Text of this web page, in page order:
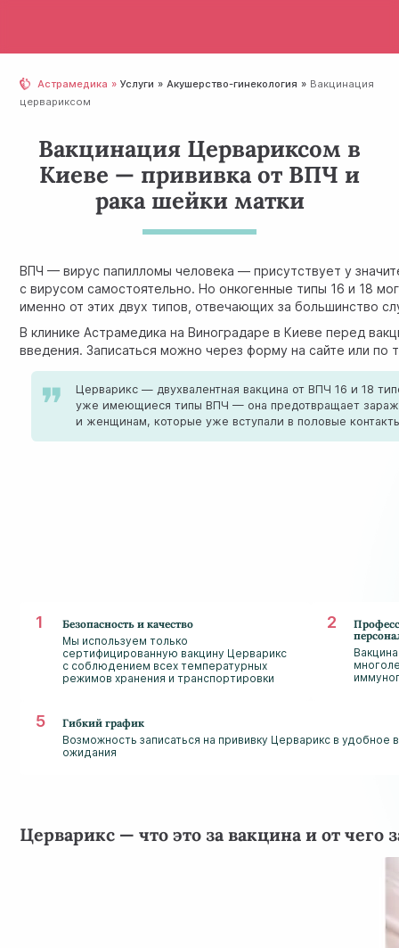
Астрамедика Услуги Акушерство-гинекология
Вакцинация
цервариксом
Вакцинация Цервариксом в
Киеве — прививка от ВПЧ и
рака шейки матки
ВПЧ — вирус папилломы человека — присутствует у
с вирусом самостоятельно. Но онкогенные типы 16 и 18
именно от этих двух типов, отвечающих за большинство
В клинике Астрамедика на Виноградаре в Киеве перед
введения. Записаться можно через форму на сайте или по
Церварикс — двухвалентная вакцина от ВПЧ 16 и 18
уже имеющиеся типы ВПЧ — она предотвращает
и женщинам, которые уже вступали в половые
Безопасность и качество
Мы используем только
сертифицированную вакцину Церварикс
с соблюдением всех температурных
режимов хранения и транспортировки
Гибкий график
Возможность записаться на прививку Церварикс в удобное
ожидания
Церварикс — что это за вакцина и от чего